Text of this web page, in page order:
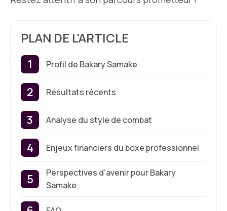
PLAN DE L'ARTICLE
Profil de Bakary Samake
Résultats récents
Analyse du style de combat
Enjeux financiers du boxe professionnel
Perspectives d’avenir pour Bakary
Samake